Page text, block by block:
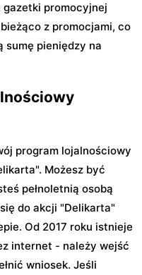
gazetki promocyjnej
z promocjami, co
sumę pieniędzy na
program lojalnościowy
Możesz być
pełnoletnią osobą
do akcji "Delikarta"
Od 2017 roku istnieje
internet - należy wejść
wniosek. Jeśli